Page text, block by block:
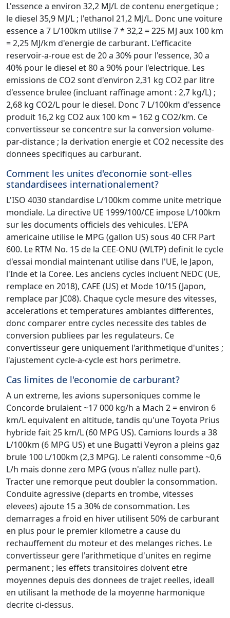
L'essence a environ 32,2 MJ/L de contenu energetique ;
le diesel 35,9 MJ/L ; l'ethanol 21,2 MJ/L. Donc une voiture
essence a 7 L/100km utilise 7 * 32,2 = 225 MJ aux 100 km
= 2,25 MJ/km d'energie de carburant. L'efficacite
reservoir-a-roue est de 20 a 30% pour l'essence, 30 a
40% pour le diesel et 80 a 90% pour l'electrique. Les
emissions de CO2 sont d'environ 2,31 kg CO2 par litre
d'essence brulee (incluant raffinage amont : 2,7 kg/L) ;
2,68 kg CO2/L pour le diesel. Donc 7 L/100km d'essence
produit 16,2 kg CO2 aux 100 km = 162 g CO2/km. Ce
convertisseur se concentre sur la conversion volume-
par-distance ; la derivation energie et CO2 necessite des
donnees specifiques au carburant.
Comment les unites d'economie sont-elles
standardisees internationalement?
L'ISO 4030 standardise L/100km comme unite metrique
mondiale. La directive UE 1999/100/CE impose L/100km
sur les documents officiels des vehicules. L'EPA
americaine utilise le MPG (gallon US) sous 40 CFR Part
600. Le RTM No. 15 de la CEE-ONU (WLTP) definit le cycle
d'essai mondial maintenant utilise dans l'UE, le Japon,
l'Inde et la Coree. Les anciens cycles incluent NEDC (UE,
remplace en 2018), CAFE (US) et Mode 10/15 (Japon,
remplace par JC08). Chaque cycle mesure des vitesses,
accelerations et temperatures ambiantes differentes,
donc comparer entre cycles necessite des tables de
conversion publiees par les regulateurs. Ce
convertisseur gere uniquement l'arithmetique d'unites ;
l'ajustement cycle-a-cycle est hors perimetre.
Cas limites de l'economie de carburant?
A un extreme, les avions supersoniques comme le
Concorde brulaient ~17 000 kg/h a Mach 2 = environ 6
km/L equivalent en altitude, tandis qu'une Toyota Prius
hybride fait 25 km/L (60 MPG US). Camions lourds a 38
L/100km (6 MPG US) et une Bugatti Veyron a pleins gaz
brule 100 L/100km (2,3 MPG). Le ralenti consomme ~0,6
L/h mais donne zero MPG (vous n'allez nulle part).
Tracter une remorque peut doubler la consommation.
Conduite agressive (departs en trombe, vitesses
elevees) ajoute 15 a 30% de consommation. Les
demarrages a froid en hiver utilisent 50% de carburant
en plus pour le premier kilometre a cause du
rechauffement du moteur et des melanges riches. Le
convertisseur gere l'arithmetique d'unites en regime
permanent ; les effets transitoires doivent etre
moyennes depuis des donnees de trajet reelles, ideall
en utilisant la methode de la moyenne harmonique
decrite ci-dessus.